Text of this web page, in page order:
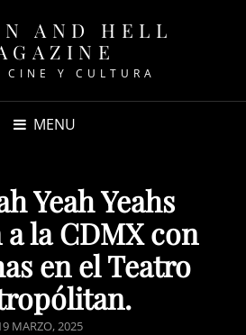
AND HELL
CINE Y CULTURA
MENU
Yeah Yeahs
la CDMX con
en el Teatro
MARZO, 2025